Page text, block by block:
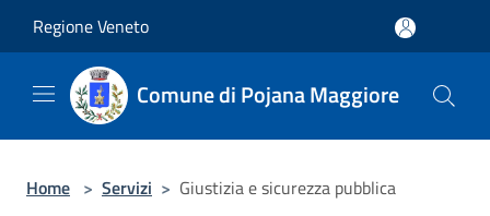
Regione Veneto
Comune di Pojana Maggiore
Home > Servizi > Giustizia e sicurezza pubblica